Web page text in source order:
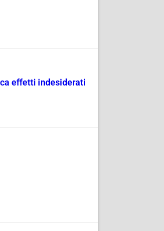
effetti indesiderati